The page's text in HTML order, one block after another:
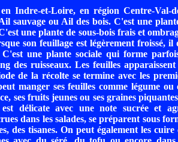
Indre-et-Loire, en région Centre-Val-
sauvage ou Ail des bois. C'est une
une plante de sous-bois frais et
son feuillage est légèrement froissé, il
une plante sociale qui forme
des ruisseaux. Les feuilles
de la récolte se termine avec les
manger ses feuilles comme légume ou
ses fruits jeunes ou ses graines
délicate avec une note sucrée et
dans les salades, se préparent sous
des tisanes. On peut également les cuire